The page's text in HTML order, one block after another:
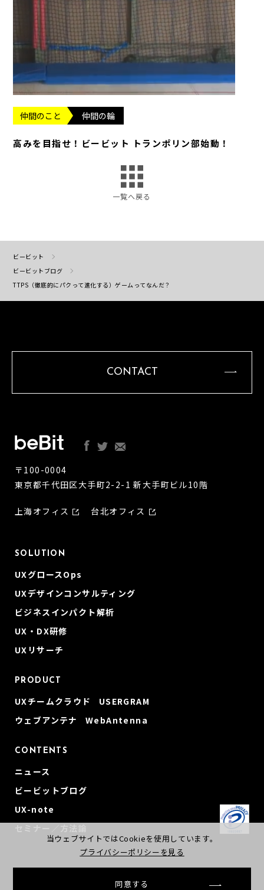
仲間のこと 仲間の輪
高みを目指せ！ビービット トランポリン部始動！
一覧へ戻る
ビービット
ビービットブログ
TTPS（徹底的にパクって進化する）ゲームってなんだ？
CONTACT
〒100-0004
東京都千代田区大手町2-2-1 新大手町ビル10階
上海オフィス 台北オフィス
SOLUTION
UXグロースOps
UXデザインコンサルティング
ビジネスインパクト解析
UX・DX研修
UXリサーチ
PRODUCT
UXチームクラウド USERGRAM
ウェブアンテナ WebAntenna
CONTENTS
ニュース
ビービットブログ
UX-note
セミナー／方法論
プライバシーポリシー © beBit, Inc
当ウェブサイトではCookieを使用しています。
プライバシーポリシーを見る
同意する